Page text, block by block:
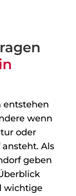
entstehen
wenn
oder
Als
geben
wichtige